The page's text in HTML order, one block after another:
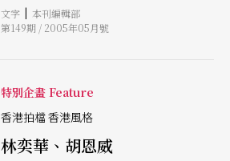
在追逐開演前的分秒，希望在分秒裡完成「完
美」；表演和許多產業一樣是一個團隊的完成，除
好的指導教授。我們的劇場可能需要更多的實驗室
概念來包容過程中的錯誤，以減少臨場上的摸索。
如果我們驚歎DV8妙眩神奇的影像與人體，這一期
的秘密就是長達一年的研發。而其實在跨領域現象
格： 「快」─每一齣戲的製作期約三個星期；
「狠」─議題辛辣而諷刺，思考方法詭怪而顛覆；
文字 | 本刊編輯部
第149期 / 2005年05月號
特別企畫 Feature
香港拍檔 香港風格
林奕華、胡恩威